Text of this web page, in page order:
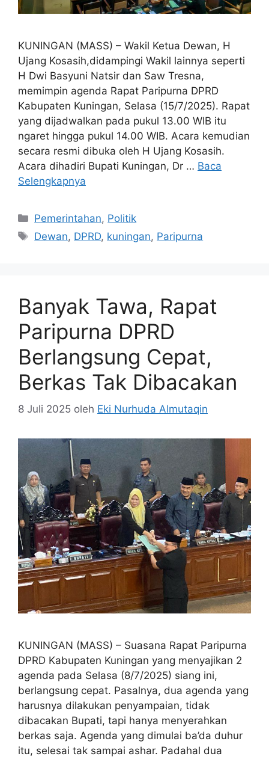
KUNINGAN (MASS) – Wakil Ketua Dewan, H
Ujang Kosasih,didampingi Wakil lainnya seperti
H Dwi Basyuni Natsir dan Saw Tresna,
memimpin agenda Rapat Paripurna DPRD
Kabupaten Kuningan, Selasa (15/7/2025). Rapat
yang dijadwalkan pada pukul 13.00 WIB itu
ngaret hingga pukul 14.00 WIB. Acara kemudian
secara resmi dibuka oleh H Ujang Kosasih.
Acara dihadiri Bupati Kuningan, Dr … Baca
Selengkapnya
Kategori
Pemerintahan, Politik
Tag
Dewan, DPRD, kuningan, Paripurna
Banyak Tawa, Rapat
Paripurna DPRD
Berlangsung Cepat,
Berkas Tak Dibacakan
8 Juli 2025 oleh Eki Nurhuda Almutaqin
KUNINGAN (MASS) – Suasana Rapat Paripurna
DPRD Kabupaten Kuningan yang menyajikan 2
agenda pada Selasa (8/7/2025) siang ini,
berlangsung cepat. Pasalnya, dua agenda yang
harusnya dilakukan penyampaian, tidak
dibacakan Bupati, tapi hanya menyerahkan
berkas saja. Agenda yang dimulai ba’da duhur
itu, selesai tak sampai ashar. Padahal dua